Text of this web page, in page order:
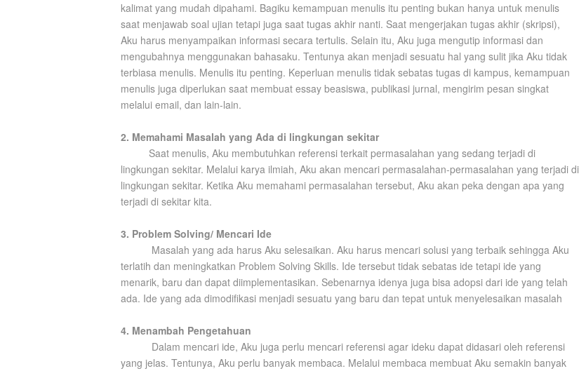
kalimat yang mudah dipahami. Bagiku kemampuan menulis itu penting bukan hanya untuk menulis
saat menjawab soal ujian tetapi juga saat tugas akhir nanti. Saat mengerjakan tugas akhir (skripsi),
Aku harus menyampaikan informasi secara tertulis. Selain itu, Aku juga mengutip informasi dan
mengubahnya menggunakan bahasaku. Tentunya akan menjadi sesuatu hal yang sulit jika Aku tidak
terbiasa menulis. Menulis itu penting. Keperluan menulis tidak sebatas tugas di kampus, kemampuan
menulis juga diperlukan saat membuat essay beasiswa, publikasi jurnal, mengirim pesan singkat
melalui email, dan lain-lain.
2. Memahami Masalah yang Ada di lingkungan sekitar
Saat menulis, Aku membutuhkan referensi terkait permasalahan yang sedang terjadi di
lingkungan sekitar. Melalui karya ilmiah, Aku akan mencari permasalahan-permasalahan yang terjadi di
lingkungan sekitar. Ketika Aku memahami permasalahan tersebut, Aku akan peka dengan apa yang
terjadi di sekitar kita.
3. Problem Solving/ Mencari Ide
Masalah yang ada harus Aku selesaikan. Aku harus mencari solusi yang terbaik sehingga Aku
terlatih dan meningkatkan Problem Solving Skills. Ide tersebut tidak sebatas ide tetapi ide yang
menarik, baru dan dapat diimplementasikan. Sebenarnya idenya juga bisa adopsi dari ide yang telah
ada. Ide yang ada dimodifikasi menjadi sesuatu yang baru dan tepat untuk menyelesaikan masalah
4. Menambah Pengetahuan
Dalam mencari ide, Aku juga perlu mencari referensi agar ideku dapat didasari oleh referensi
yang jelas. Tentunya, Aku perlu banyak membaca. Melalui membaca membuat Aku semakin banyak